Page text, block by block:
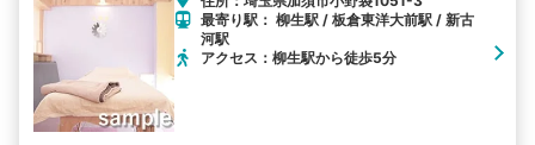
最寄り駅： 柳生駅 / 板倉東洋大前駅 / 新古
河駅
アクセス：柳生駅から徒歩5分